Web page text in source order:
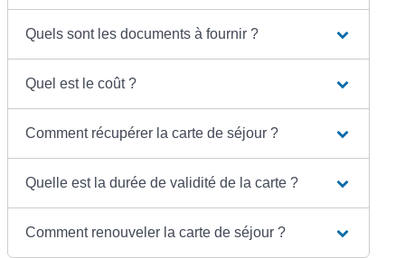
Quels sont les documents à fournir ?
Quel est le coût ?
Comment récupérer la carte de séjour ?
Quelle est la durée de validité de la carte ?
Comment renouveler la carte de séjour ?